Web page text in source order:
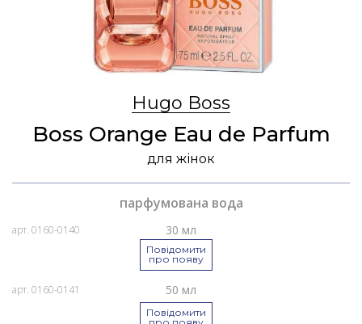
Hugo Boss
Boss Orange Eau de Parfum
для жінок
парфумована вода
арт. 0160-0140 30 мл
Повідомити
про появу
арт. 0160-0141 50 мл
Повідомити